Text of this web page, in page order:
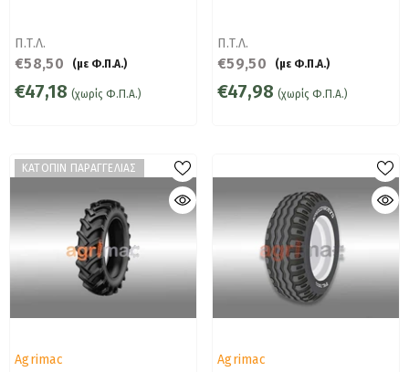
Π.Τ.Λ.
€58,50 (με Φ.Π.Α.)
€47,18 (χωρίς Φ.Π.Α.)
Π.Τ.Λ.
€59,50 (με Φ.Π.Α.)
€47,98 (χωρίς Φ.Π.Α.)
ΚΑΤΟΠΙΝ ΠΑΡΑΓΓΕΛΙΑΣ
Προμηθευτής:
Agrimac Προμηθευτής:
Agrimac